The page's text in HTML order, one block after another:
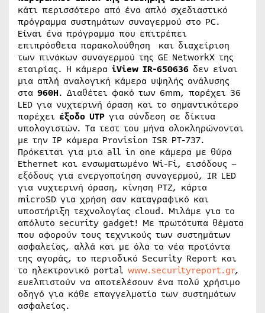
κάτι περισσότερο από ένα απλό σχεδιαστικό
πρόγραμμα συστημάτων συναγερμού στο PC.
Είναι ένα πρόγραμμα που επιτρέπει
επιπρόσθετα παρακολούθηση και διαχείριση
των πινάκων συναγερμού της GE NetworkX της
εταιρίας. Η κάμερα iView IR-650636 δεν είναι
μια απλή αναλογική κάμερα υψηλής ανάλυσης
στα 960H. Διαθέτει φακό των 6mm, παρέχει 36
LED για νυχτερινή όραση και το σημαντικότερο
παρέχει έξοδο UTP για σύνδεση σε δίκτυα
υπολογιστών. Τα τεστ του μήνα ολοκληρώνονται
με την IP κάμερα Provision ISR PT-737.
Πρόκειται για μια all in one κάμερα με θύρα
Ethernet και ενσωματωμένο Wi-Fi, εισόδους –
εξόδους για ενεργοποίηση συναγερμού, IR LED
για νυχτερινή όραση, κίνηση PTZ, κάρτα
microSD για χρήση σαν καταγραφικό και
υποστήριξη τεχνολογίας cloud. Μιλάμε για το
απόλυτο security gadget! Με πρωτότυπα θέματα
που αφορούν τους τεχνικούς των συστημάτων
ασφαλείας, αλλά και με όλα τα νέα προϊόντα
της αγοράς, το περιοδικό Security Report και
το ηλεκτρονικό portal www.securityreport.gr,
ευελπιστούν να αποτελέσουν ένα πολύ χρήσιμο
οδηγό για κάθε επαγγελματία των συστημάτων
ασφαλείας.